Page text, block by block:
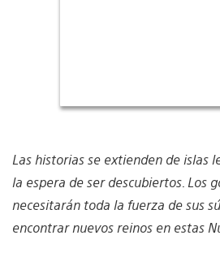
Las historias se extienden de islas
la espera de ser descubiertos. Los
necesitarán toda la fuerza de sus
encontrar nuevos reinos en estas